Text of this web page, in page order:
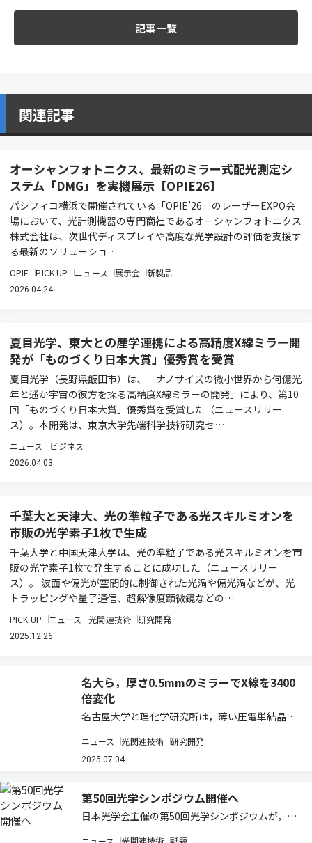
記事一覧
関連記事
オーシャンフォトニクス、最新のミラー式配光測定シ
ステム「DMG」を実機展示【OPIE26】
パシフィコ横浜で開催されている「OPIE’26」のレーザーEXPO会
場において、光計測機器の専門商社であるオーシャンフォトニクス
株式会社は、次世代ディスプレイや高度な光学設計の評価を支援す
る最新のソリューショ…
OPIE PICK UP ニュース 展示会 新製品
2026.04.24
夏目光学、東大との産学連携による高精度X線ミラー開
発が「ものづくり日本大賞」優秀賞を受賞
夏目光学（長野県飯田市）は、「ナノサイズの微小世界から何億光
年と遥か宇宙の彼方を探る高精度X線ミラーの開発」により、第10
回「ものづくり日本大賞」優秀賞を受賞した（ニュースリリー
ス）。本開発は、東京大学先端科学技術研究セ…
ニュース ビジネス
2026.04.03
千葉大と天津大、光の準粒子である光スキルミオンを
市販の光学素子1枚で生成
千葉大学と中国天津大学は、光の準粒子である光スキルミオンを市
販の光学素子1枚で発生することに成功した（ニュースリリー
ス）。 波面や偏光が空間的に制御された光渦や偏光渦などが、光
トラッピングや量子通信、超解像度顕微鏡などの…
PICK UP ニュース 光関連技術 研究開発
2025.12.26
名大ら，厚さ0.5mmのミラーでX線を3400
倍変化
名古屋大学と理化学研究所は，薄い圧電単結晶ウ
製に成功した（ニュースリリース）。 形状可変ミ
ラーは反射面の形状を調整することで，ミラーに
ニュース 光関連技術 研究開発
2025.07.04
第50回光学シンポジウム開催へ
日本光学会主催の第50回光学シンポジウムが，こ
ニュース 光関連技術 話題